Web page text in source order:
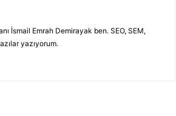
İsmail Emrah Demirayak ben. SEO, SEM,
yazıyorum.